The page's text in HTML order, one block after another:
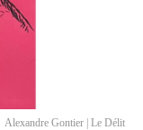
Alexandre Gontier | Le Délit